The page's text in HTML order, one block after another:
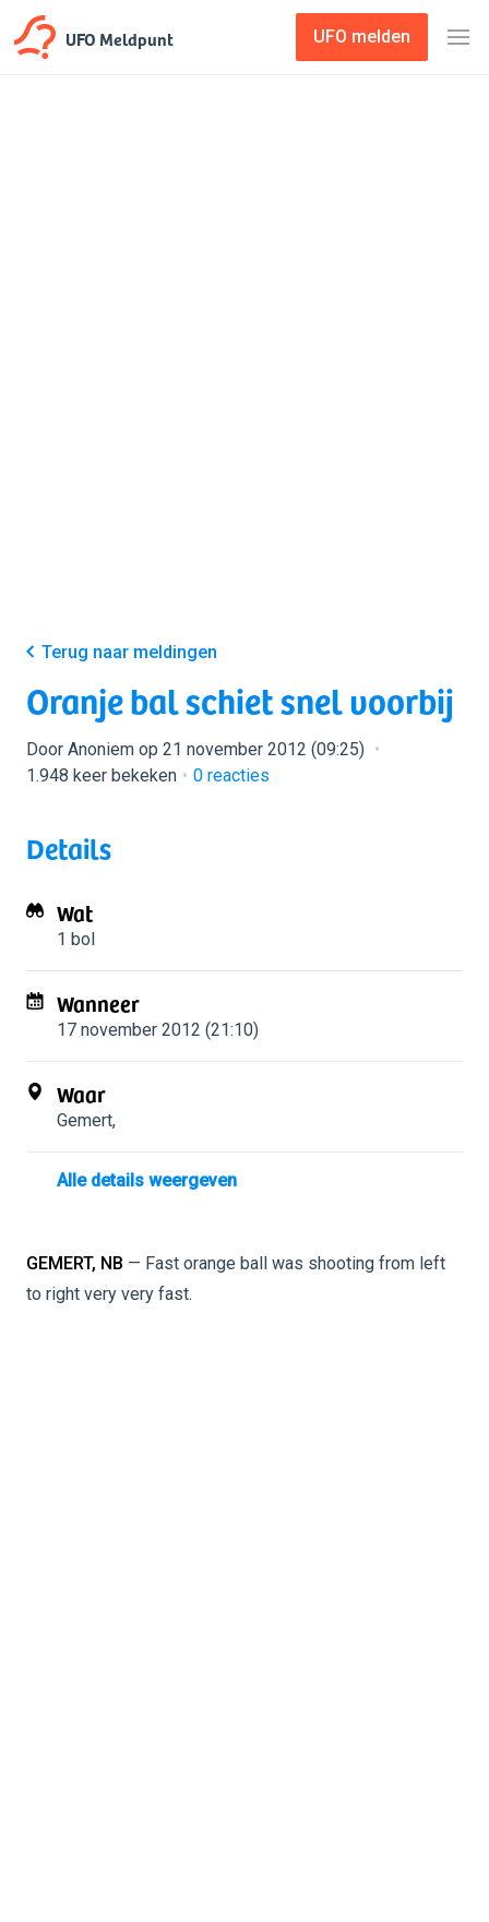
UFO Meldpunt UFO melden
Terug naar meldingen
Oranje bal schiet snel voorbij
Door Anoniem op 21 november 2012 (09:25)
1.948 keer bekeken
0 reacties
Details
Wat
1 bol
Wanneer
17 november 2012 (21:10)
Waar
Gemert,
Alle details weergeven
GEMERT, NB — Fast orange ball was shooting from left
to right very very fast.